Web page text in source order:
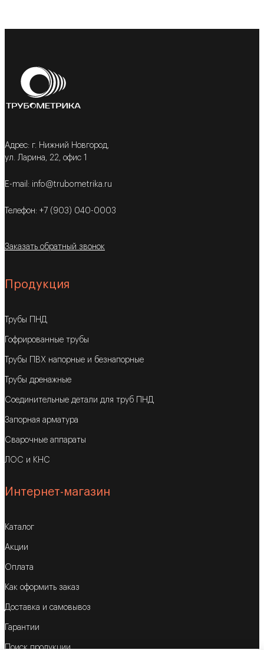
Адрес: г. Нижний Новгород,
ул. Ларина, 22, офис 1
E-mail: info@trubometrika.ru
Телефон: +7 (903) 040-0003
Заказать обратный звонок
Продукция
Трубы ПНД
Гофрированные трубы
Трубы ПВХ напорные и безнапорные
Трубы дренажные
Соединительные детали для труб ПНД
Запорная арматура
Сварочные аппараты
ЛОС и КНС
Интернет-магазин
Каталог
Акции
Оплата
Как оформить заказ
Доставка и самовывоз
Гарантии
Поиск продукции